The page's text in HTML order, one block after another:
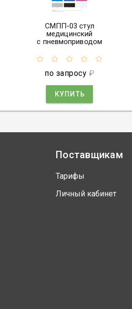
СМПП-03 стул
медицинский
с пневмоприводом
по запросу ₽
КУПИТЬ
Поставщикам
Тарифы
Личный кабинет